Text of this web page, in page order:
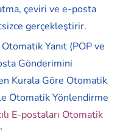
çeviri ve e-posta
gerçekleştirir.
Otomatik Yanıt (POP ve
Gönderimini
Kurala Göre Otomatik
Otomatik Yönlendirme
E-postaları Otomatik